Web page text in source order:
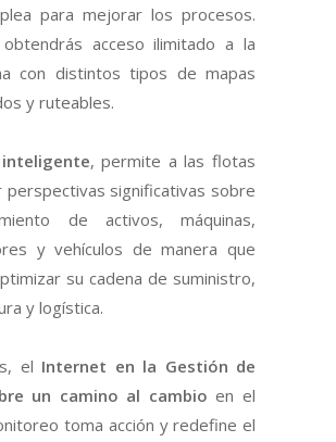
para mejorar los procesos.
obtendrás acceso ilimitado a la
con distintos tipos de mapas
y ruteables.
, permite a las flotas
perspectivas significativas sobre
de activos, máquinas,
y vehículos de manera que
su cadena de suministro,
y logística.
el Internet en la Gestión de
un camino al cambio en el
toma acción y redefine el